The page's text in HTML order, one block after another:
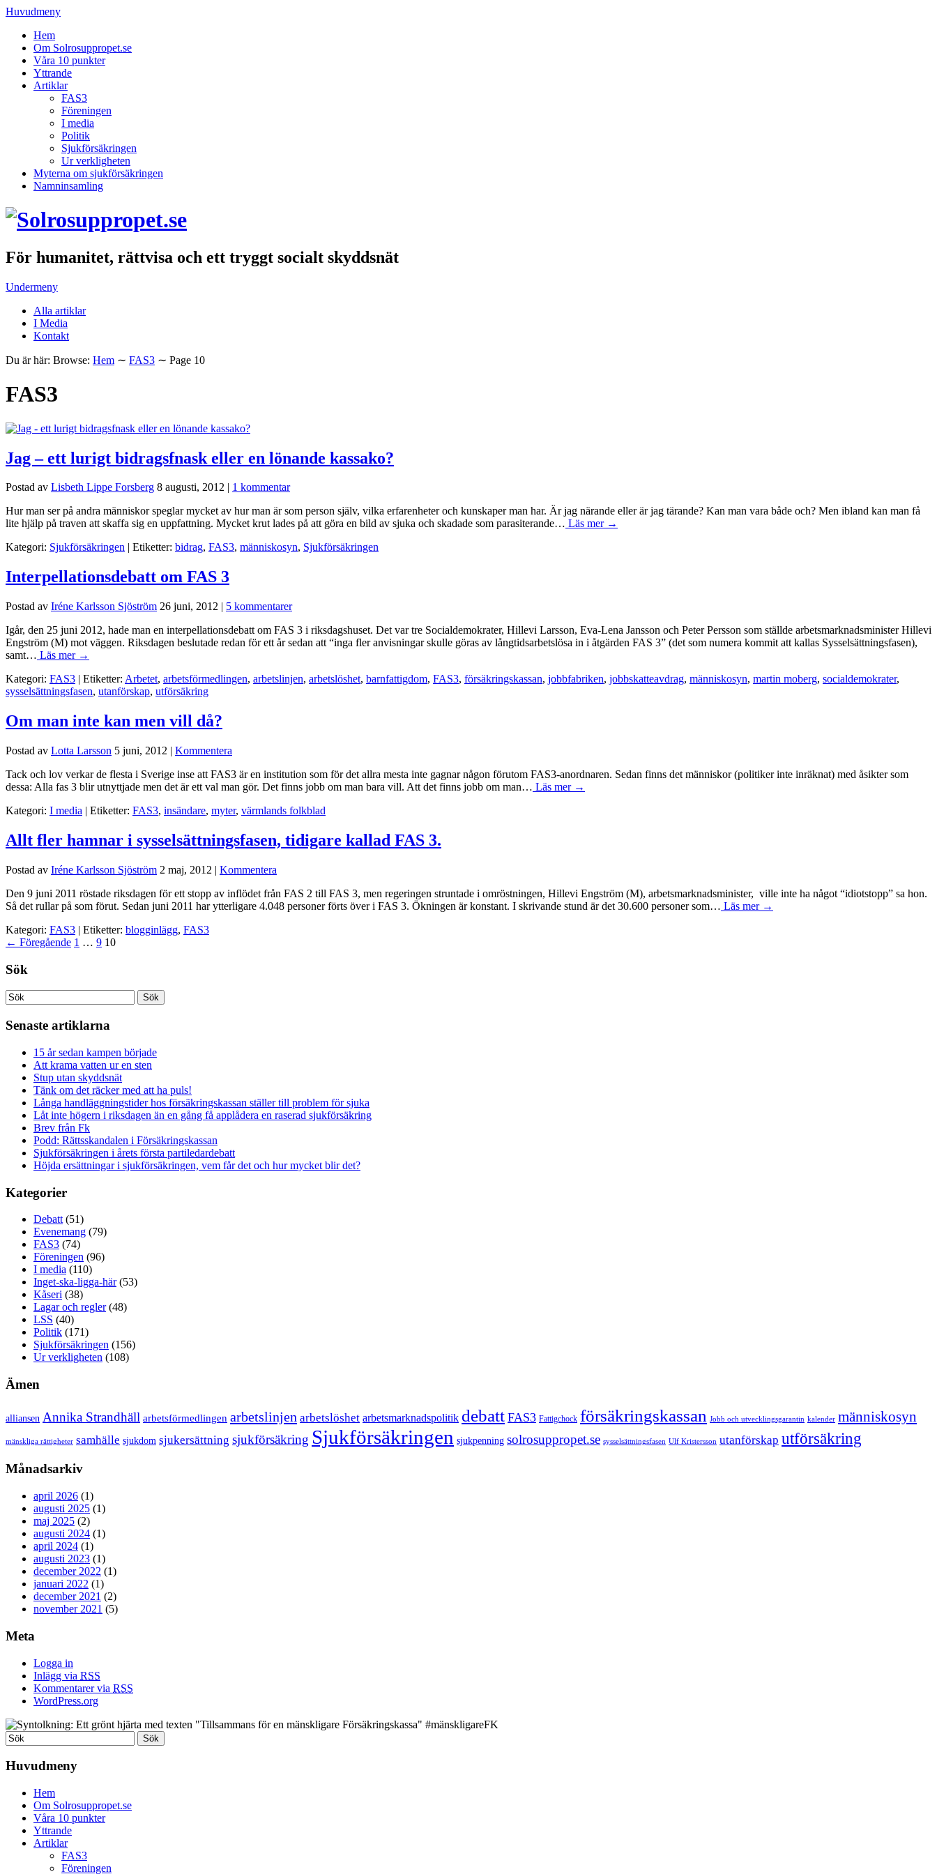
Huvudmeny
Hem
Om Solrosuppropet.se
Våra 10 punkter
Yttrande
Artiklar
FAS3
Föreningen
I media
Politik
Sjukförsäkringen
Ur verkligheten
Myterna om sjukförsäkringen
Namninsamling
För humanitet, rättvisa och ett tryggt socialt skyddsnät
Undermeny
Alla artiklar
I Media
Kontakt
Du är här: Browse: Hem ∼ FAS3 ∼ Page 10
FAS3
Jag – ett lurigt bidragsfnask eller en lönande kassako?
Postad av Lisbeth Lippe Forsberg 8 augusti, 2012
1 kommentar
Hur man ser på andra människor speglar mycket av hur man är som person själv, vilka erfarenheter och kunskaper man har. Är jag närande eller är jag tärande? Kan man vara både och? Men ibland kan man få
lite hjälp på traven att skaffa sig en uppfattning. Mycket krut lades på att göra en bild av sjuka och skadade som parasiterande… Läs mer →
Kategori: Sjukförsäkringen | Etiketter: bidrag, FAS3, människosyn, Sjukförsäkringen
Interpellationsdebatt om FAS 3
Postad av Iréne Karlsson Sjöström 26 juni, 2012 | 5 kommentarer
Igår, den 25 juni 2012, hade man en interpellationsdebatt om FAS 3 i riksdagshuset. Det var tre Socialdemokrater, Hillevi Larsson, Eva-Lena Jansson och Peter Persson som ställde arbetsmarknadsminister Hillevi
Engström (M) mot väggen. Riksdagen beslutade redan för ett år sedan att “inga fler anvisningar skulle göras av långtidsarbetslösa in i åtgärden FAS 3” (det som numera kommit att kallas Sysselsättningsfasen),
samt… Läs mer →
Kategori: FAS3 | Etiketter: Arbetet, arbetsförmedlingen, arbetslinjen, arbetslöshet, barnfattigdom, FAS3, försäkringskassan, jobbfabriken, jobbskatteavdrag, människosyn, martin moberg, socialdemokrater,
sysselsättningsfasen, utanförskap, utförsäkring
Om man inte kan men vill då?
Postad av Lotta Larsson 5 juni, 2012 | Kommentera
Tack och lov verkar de flesta i Sverige inse att FAS3 är en institution som för det allra mesta inte gagnar någon förutom FAS3-anordnaren. Sedan finns det människor (politiker inte inräknat) med åsikter som
dessa: Alla fas 3 blir utnyttjade men det är ett val man gör. Det finns jobb om man bara vill. Att det finns jobb om man… Läs mer →
Kategori: I media | Etiketter: FAS3, insändare, myter, värmlands folkblad
Allt fler hamnar i sysselsättningsfasen, tidigare kallad FAS 3.
Postad av Iréne Karlsson Sjöström 2 maj, 2012 | Kommentera
Den 9 juni 2011 röstade riksdagen för ett stopp av inflödet från FAS 2 till FAS 3, men regeringen struntade i omröstningen, Hillevi Engström (M), arbetsmarknadsminister, ville inte ha något “idiotstopp” sa hon.
Så det rullar på som förut. Sedan juni 2011 har ytterligare 4.048 personer förts över i FAS 3. Ökningen är konstant. I skrivande stund är det 30.600 personer som… Läs mer →
Kategori: FAS3 | Etiketter: blogginlägg, FAS3
← Föregående 1 … 9 10
Sök
Senaste artiklarna
15 år sedan kampen började
Att krama vatten ur en sten
Stup utan skyddsnät
Tänk om det räcker med att ha puls!
Långa handläggningstider hos försäkringskassan ställer till problem för sjuka
Låt inte högern i riksdagen än en gång få applådera en raserad sjukförsäkring
Brev från Fk
Podd: Rättsskandalen i Försäkringskassan
Sjukförsäkringen i årets första partiledardebatt
Höjda ersättningar i sjukförsäkringen, vem får det och hur mycket blir det?
Kategorier
Debatt (51)
Evenemang (79)
FAS3 (74)
Föreningen (96)
I media (110)
Inget-ska-ligga-här(53)
Kåseri (38)
Lagar och regler(48)
LSS (40)
Politik (171)
Sjukförsäkringen (156)
Ur verkligheten (108)
Ämen
alliansen Annika Strandhäll arbetsförmedlingen arbetslinjen arbetslöshet arbetsmarknadspolitik debatt FAS3 Fattigchock försäkringskassan Jobb och utvecklingsgarantin kalender människosyn
mänskliga rättigheter samhälle sjukdom sjukersättning sjukförsäkring Sjukförsäkringen sjukpenning solrosuppropet.se sysselsättningsfasen Ulf Kristersson utanförskap utförsäkring
Månadsarkiv
april 2026 (1)
augusti 2025 (1)
maj 2025 (2)
augusti 2024 (1)
april 2024 (1)
augusti 2023 (1)
december 2022 (1)
januari 2022 (1)
december 2021 (2)
november 2021 (5)
Meta
Logga in
Inlägg via RSS
Kommentarer via RSS
WordPress.org
Huvudmeny
Hem
Om Solrosuppropet.se
Våra 10 punkter
Yttrande
Artiklar
FAS3
Föreningen